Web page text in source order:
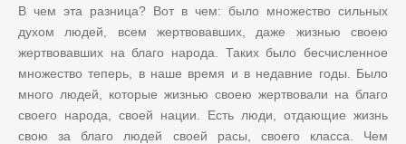
В чем эта разница? Вот в чем: было множество сильных
духом людей, всем жертвовавших, даже жизнью своею
жертвовавших на благо народа. Таких было бесчисленное
множество теперь, в наше время и в недавние годы. Было
много людей, которые жизнью своею жертвовали на благо
своего народа, своей нации. Есть люди, отдающие жизнь
свою за благо людей своей расы, своего класса. Чем